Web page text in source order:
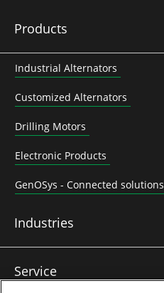
Products
Industrial Alternators
Customized Alternators
Drilling Motors
Electronic Products
GenOSys - Connected solutions
Industries
Service